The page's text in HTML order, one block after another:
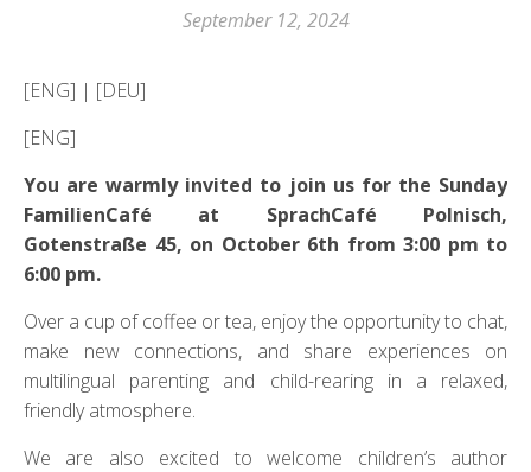
September 12, 2024
[ENG] | [DEU]
[ENG]
You are warmly invited to join us for the Sunday
FamilienCafé at SprachCafé Polnisch,
Gotenstraße 45, on October 6th from 3:00 pm to
6:00 pm.
Over a cup of coffee or tea, enjoy the opportunity to chat,
make new connections, and share experiences on
multilingual parenting and child-rearing in a relaxed,
friendly atmosphere.
We are also excited to welcome children’s author